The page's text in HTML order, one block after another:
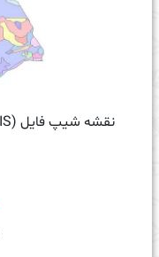
نقشه شیپ فایل (GIS) زمین‌ شناسی شهرستان محلات